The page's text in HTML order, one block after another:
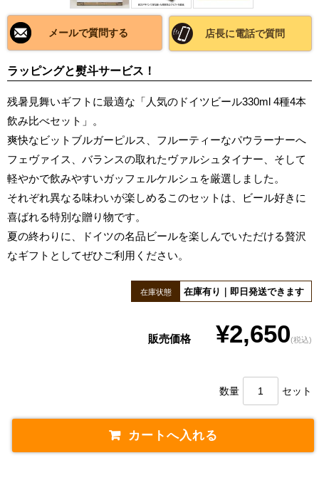
メールで質問する 店長に電話で質問
ラッピングと熨斗サービス！
残暑見舞いギフトに最適な「人気のドイツビール330ml 4種4本
飲み比べセット」。
爽快なビットブルガーピルス、フルーティーなパウラーナーへ
フェヴァイス、バランスの取れたヴァルシュタイナー、そして
軽やかで飲みやすいガッフェルケルシュを厳選しました。
それぞれ異なる味わいが楽しめるこのセットは、ビール好きに
喜ばれる特別な贈り物です。
夏の終わりに、ドイツの名品ビールを楽しんでいただける贅沢
なギフトとしてぜひご利用ください。
在庫状態 在庫有り｜即日発送できます
販売価格¥2,650(税込)
数量 セット